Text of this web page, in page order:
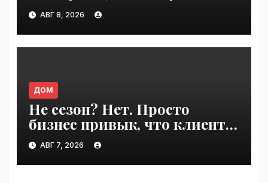
VseTime.ru
АВГ 8, 2026
ДОМ
Не сезон? Нет. Просто
бизнес привык, что клиенты
сами приходят | VseTime.ru
АВГ 7, 2026